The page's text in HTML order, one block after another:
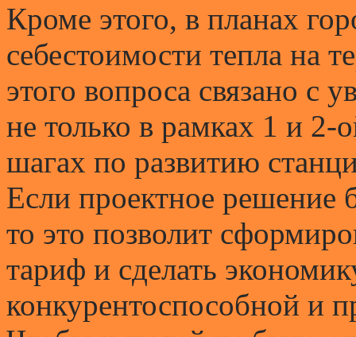
Кроме этого, в планах
себестоимости тепла на
этого вопроса связано с
не только в рамках 1 и
шагах по развитию
Если проектное решение
то это позволит
тариф и сделать
конкурентоспособной и